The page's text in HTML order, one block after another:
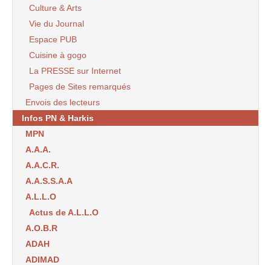
Culture & Arts
Vie du Journal
Espace PUB
Cuisine à gogo
La PRESSE sur Internet
Pages de Sites remarqués
Envois des lecteurs
Infos PN & Harkis
MPN
A.A.A.
A.A.C.R.
A.A.S.S.A.A
A.L.L.O
Actus de A.L.L.O
A.O.B.R
ADAH
ADIMAD